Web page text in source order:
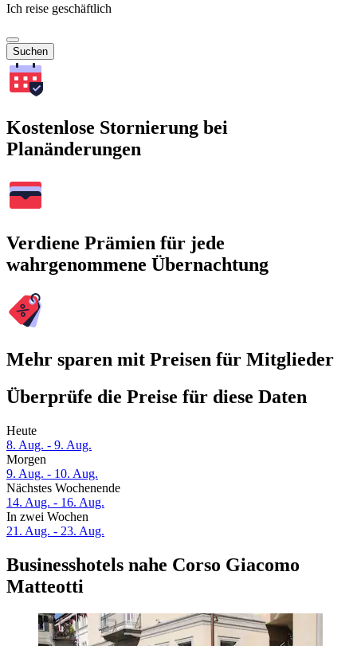
Ich reise geschäftlich
Suchen
Kostenlose Stornierung bei
Planänderungen
Verdiene Prämien für jede
wahrgenommene Übernachtung
Mehr sparen mit Preisen für Mitglieder
Überprüfe die Preise für diese Daten
Heute
8. Aug. - 9. Aug.
Morgen
9. Aug. - 10. Aug.
Nächstes Wochenende
14. Aug. - 16. Aug.
In zwei Wochen
21. Aug. - 23. Aug.
Businesshotels nahe Corso Giacomo
Matteotti